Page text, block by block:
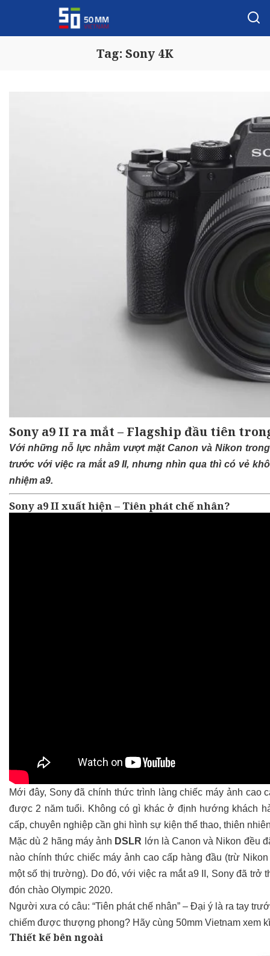
Tag: Sony 4K
Sony a9 II ra mắt – Flagship đầu tiên
Với những nỗ lực nhằm vượt mặt Canon và Nikon
trước với việc ra mắt a9 II, nhưng nhìn qua thì có vẻ
nhiệm a9.
Sony a9 II xuất hiện – Tiên phát chế nhân?
Mới đây, Sony đã chính thức trình làng chiếc máy ảnh cao
được 2 năm tuổi. Không có gì khác ở định hướng khách
cấp, chuyên nghiệp cần ghi hình sự kiện thể thao, thiên
Mặc dù 2 hãng máy ảnh DSLR lớn là Canon và Nikon đều
nào chính thức chiếc máy ảnh cao cấp hàng đầu (trừ
một số thị trường). Do đó, với việc ra mắt a9 II, Sony đã trở
đón chào Olympic 2020.
Người xưa có câu: “Tiên phát chế nhân” – Đại ý là ra tay
chiếm được thượng phong? Hãy cùng 50mm Vietnam xem
Thiết kế bên ngoài